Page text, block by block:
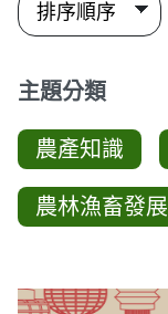
主題分類
農產知識
農林漁畜發展
圖卡列表